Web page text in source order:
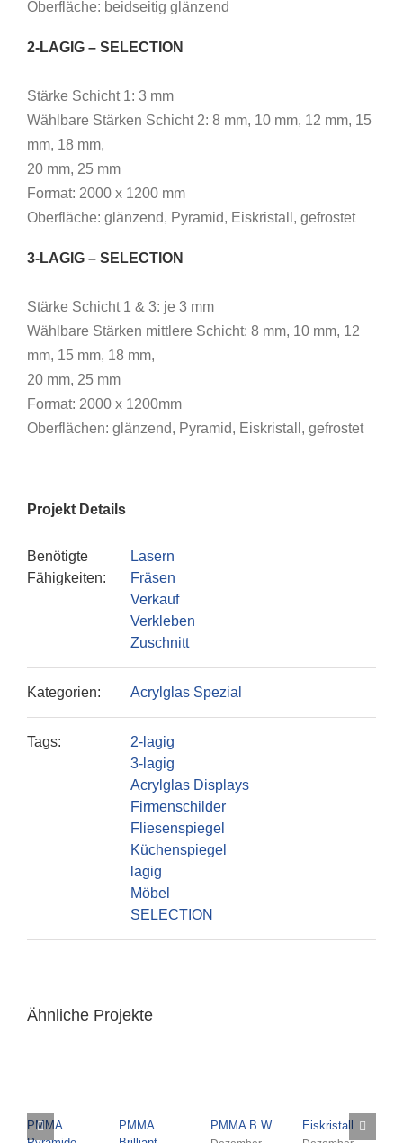
Oberfläche: beidseitig glänzend
2-LAGIG – SELECTION
Stärke Schicht 1: 3 mm
Wählbare Stärken Schicht 2: 8 mm, 10 mm, 12 mm, 15
mm, 18 mm,
20 mm, 25 mm
Format: 2000 x 1200 mm
Oberfläche: glänzend, Pyramid, Eiskristall, gefrostet
3-LAGIG – SELECTION
Stärke Schicht 1 & 3: je 3 mm
Wählbare Stärken mittlere Schicht: 8 mm, 10 mm, 12
mm, 15 mm, 18 mm,
20 mm, 25 mm
Format: 2000 x 1200mm
Oberflächen: glänzend, Pyramid, Eiskristall, gefrostet
Projekt Details
Benötigte
Fähigkeiten:
Lasern
Fräsen
Verkauf
Verkleben
Zuschnitt
Kategorien: Acrylglas Spezial
Tags:
2-lagig
3-lagig
Acrylglas Displays
Firmenschilder
Fliesenspiegel
Küchenspiegel
lagig
Möbel
SELECTION
Ähnliche Projekte
PMMA
PMMA
PMMA B.W. Eiskristall